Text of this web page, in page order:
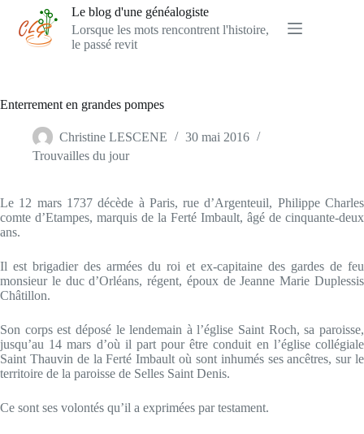
contenu
Le blog d'une généalogiste
Lorsque les mots rencontrent l'histoire,
le passé revit
Enterrement en grandes pompes
Christine LESCENE
30 mai 2016
Trouvailles du jour
Le 12 mars 1737 décède à Paris, rue d’Argenteuil, Philippe Charles
comte d’Etampes, marquis de la Ferté Imbault, âgé de cinquante-deux
ans.
Il est brigadier des armées du roi et ex-capitaine des gardes de feu
monsieur le duc d’Orléans, régent, époux de Jeanne Marie Duplessis
Châtillon.
Son corps est déposé le lendemain à l’église Saint Roch, sa paroisse,
jusqu’au 14 mars d’où il part pour être conduit en l’église collégiale
Saint Thauvin de la Ferté Imbault où sont inhumés ses ancêtres, sur le
territoire de la paroisse de Selles Saint Denis.
Ce sont ses volontés qu’il a exprimées par testament.